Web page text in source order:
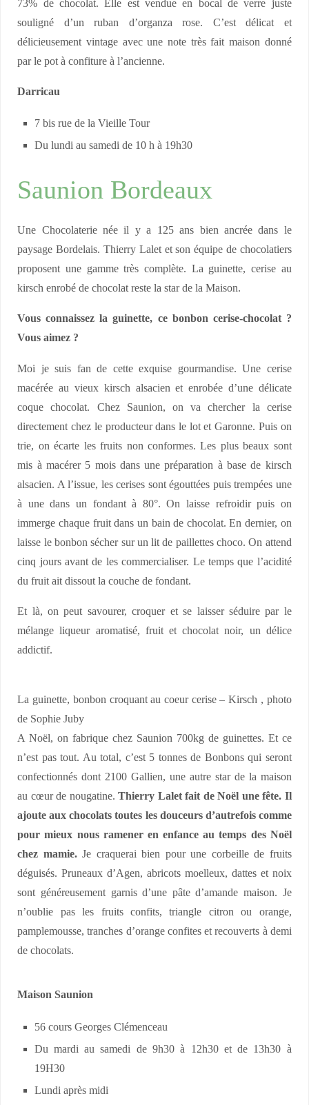
73% de chocolat. Elle est vendue en bocal de verre juste
souligné d’un ruban d’organza rose. C’est délicat et
délicieusement vintage avec une note très fait maison donné
par le pot à confiture à l’ancienne.
Darricau
7 bis rue de la Vieille Tour
Du lundi au samedi de 10 h à 19h30
Saunion Bordeaux
Une Chocolaterie née il y a 125 ans bien ancrée dans le
paysage Bordelais. Thierry Lalet et son équipe de chocolatiers
proposent une gamme très complète. La guinette, cerise au
kirsch enrobé de chocolat reste la star de la Maison.
Vous connaissez la guinette, ce bonbon cerise-chocolat ?
Vous aimez ?
Moi je suis fan de cette exquise gourmandise. Une cerise
macérée au vieux kirsch alsacien et enrobée d’une délicate
coque chocolat. Chez Saunion, on va chercher la cerise
directement chez le producteur dans le lot et Garonne. Puis on
trie, on écarte les fruits non conformes. Les plus beaux sont
mis à macérer 5 mois dans une préparation à base de kirsch
alsacien. A l’issue, les cerises sont égouttées puis trempées une
à une dans un fondant à 80°. On laisse refroidir puis on
immerge chaque fruit dans un bain de chocolat. En dernier, on
laisse le bonbon sécher sur un lit de paillettes choco. On attend
cinq jours avant de les commercialiser. Le temps que l’acidité
du fruit ait dissout la couche de fondant.
Et là, on peut savourer, croquer et se laisser séduire par le
mélange liqueur aromatisé, fruit et chocolat noir, un délice
addictif.
La guinette, bonbon croquant au coeur cerise – Kirsch , photo
de Sophie Juby
A Noël, on fabrique chez Saunion 700kg de guinettes. Et ce
n’est pas tout. Au total, c’est 5 tonnes de Bonbons qui seront
confectionnés dont 2100 Gallien, une autre star de la maison
au cœur de nougatine.Thierry Lalet fait de Noël une fête. Il
ajoute aux chocolats toutes les douceurs d’autrefois comme
pour mieux nous ramener en enfance au temps des Noël
chez mamie.Je craquerai bien pour une corbeille de fruits
déguisés. Pruneaux d’Agen, abricots moelleux, dattes et noix
sont généreusement garnis d’une pâte d’amande maison. Je
n’oublie pas les fruits confits, triangle citron ou orange,
pamplemousse, tranches d’orange confites et recouverts à demi
de chocolats.
Maison Saunion
56 cours Georges Clémenceau
Du mardi au samedi de 9h30 à 12h30 et de 13h30 à
19H30
Lundi après midi